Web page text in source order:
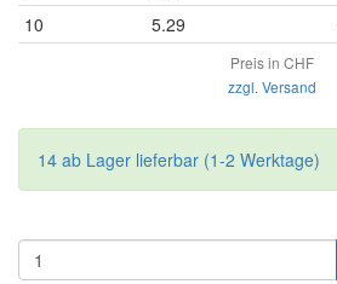
10 5.29
Preis in CHF
zzgl. Versand
14 ab Lager lieferbar (1-2 Werktage)